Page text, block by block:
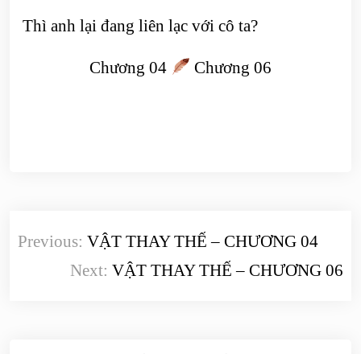
Thì anh lại đang liên lạc với cô ta?
Chương 04 Chương 06
hướng
Previous: VẬT THAY THẾ – CHƯƠNG 04
Next: VẬT THAY THẾ – CHƯƠNG 06